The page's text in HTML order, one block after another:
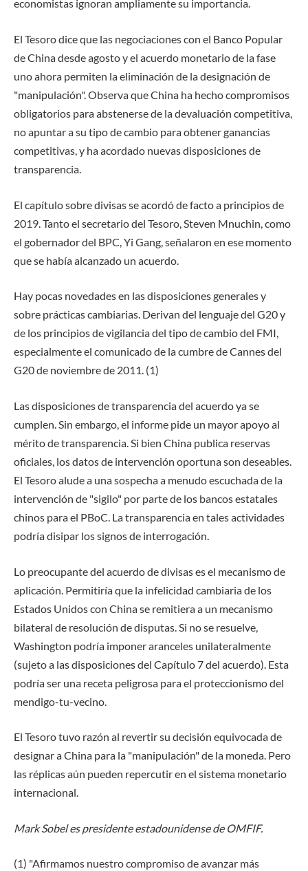
economistas ignoran ampliamente su importancia.
El Tesoro dice que las negociaciones con el Banco Popular
de China desde agosto y el acuerdo monetario de la fase
uno ahora permiten la eliminación de la designación de
"manipulación". Observa que China ha hecho compromisos
obligatorios para abstenerse de la devaluación competitiva,
no apuntar a su tipo de cambio para obtener ganancias
competitivas, y ha acordado nuevas disposiciones de
transparencia.
El capítulo sobre divisas se acordó de facto a principios de
2019. Tanto el secretario del Tesoro, Steven Mnuchin, como
el gobernador del BPC, Yi Gang, señalaron en ese momento
que se había alcanzado un acuerdo.
Hay pocas novedades en las disposiciones generales y
sobre prácticas cambiarias. Derivan del lenguaje del G20 y
de los principios de vigilancia del tipo de cambio del FMI,
especialmente el comunicado de la cumbre de Cannes del
G20 de noviembre de 2011. (1)
Las disposiciones de transparencia del acuerdo ya se
cumplen. Sin embargo, el informe pide un mayor apoyo al
mérito de transparencia. Si bien China publica reservas
oficiales, los datos de intervención oportuna son deseables.
El Tesoro alude a una sospecha a menudo escuchada de la
intervención de "sigilo" por parte de los bancos estatales
chinos para el PBoC. La transparencia en tales actividades
podría disipar los signos de interrogación.
Lo preocupante del acuerdo de divisas es el mecanismo de
aplicación. Permitiría que la infelicidad cambiaria de los
Estados Unidos con China se remitiera a un mecanismo
bilateral de resolución de disputas. Si no se resuelve,
Washington podría imponer aranceles unilateralmente
(sujeto a las disposiciones del Capítulo 7 del acuerdo). Esta
podría ser una receta peligrosa para el proteccionismo del
mendigo-tu-vecino.
El Tesoro tuvo razón al revertir su decisión equivocada de
designar a China para la "manipulación" de la moneda. Pero
las réplicas aún pueden repercutir en el sistema monetario
internacional.
Mark Sobel es presidente estadounidense de OMFIF.
(1) "Afirmamos nuestro compromiso de avanzar más